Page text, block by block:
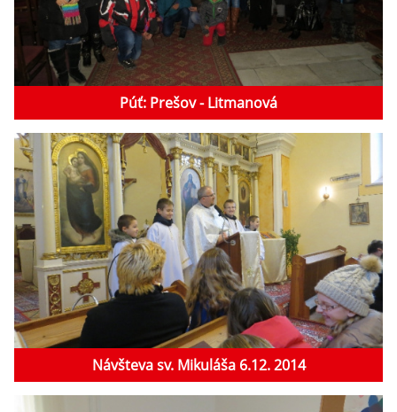
Púť: Prešov - Litmanová
Návšteva sv. Mikuláša 6.12. 2014